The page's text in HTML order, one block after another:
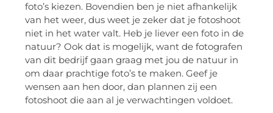
foto’s kiezen. Bovendien ben je niet afhankelijk
van het weer, dus weet je zeker dat je fotoshoot
niet in het water valt. Heb je liever een foto in de
natuur? Ook dat is mogelijk, want de fotografen
van dit bedrijf gaan graag met jou de natuur in
om daar prachtige foto’s te maken. Geef je
wensen aan hen door, dan plannen zij een
fotoshoot die aan al je verwachtingen voldoet.